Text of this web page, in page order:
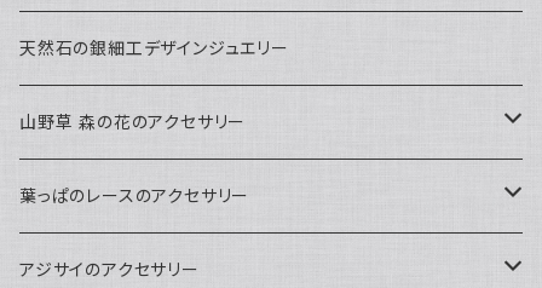
天然石の銀細工デザインジュエリー
山野草 森の花のアクセサリー
ペンダント
ピアス
葉っぱのレースのアクセサリー
ネックレス
アジサイのアクセサリー